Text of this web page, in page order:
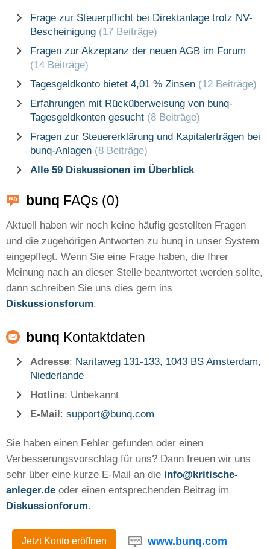
Frage zur Steuerpflicht bei Direktanlage trotz NV-
Bescheinigung (17 Beiträge)
Fragen zur Akzeptanz der neuen AGB im Forum
(14 Beiträge)
Tagesgeldkonto bietet 4,01 % Zinsen (12 Beiträge)
Erfahrungen mit Rücküberweisung von bunq-
Tagesgeldkonten gesucht (8 Beiträge)
Fragen zur Steuererklärung und Kapitalerträgen bei
bunq-Anlagen (8 Beiträge)
Alle 59 Diskussionen im Überblick
bunq FAQs (0)
Aktuell haben wir noch keine häufig gestellten Fragen
und die zugehörigen Antworten zu bunq in unser System
eingepflegt. Wenn Sie eine Frage haben, die Ihrer
Meinung nach an dieser Stelle beantwortet werden sollte,
dann schreiben Sie uns dies gern ins
Diskussionsforum.
bunq Kontaktdaten
Adresse: Naritaweg 131-133, 1043 BS Amsterdam,
Niederlande
Hotline: Unbekannt
E-Mail: support@bunq.com
Sie haben einen Fehler gefunden oder einen
Verbesserungsvorschlag für uns? Dann freuen wir uns
sehr über eine kurze E-Mail an die info@kritische-
anleger.de oder einen entsprechenden Beitrag im
Diskussionforum.
Jetzt Konto eröffnen www.bunq.com